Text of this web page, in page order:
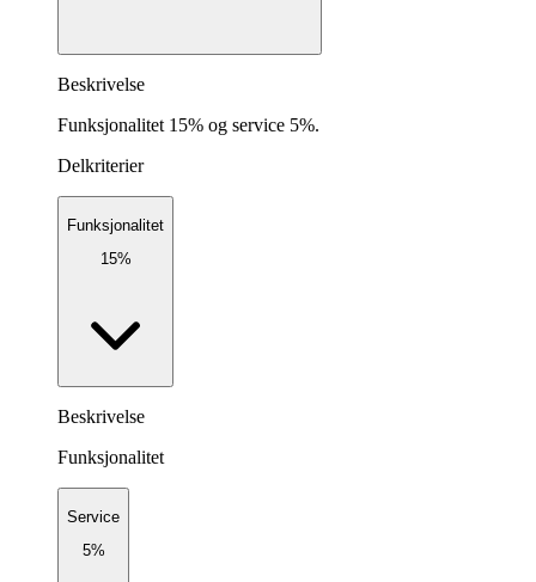
Beskrivelse
Funksjonalitet 15% og service 5%.
Delkriterier
Funksjonalitet
15%
Beskrivelse
Funksjonalitet
Service
5%